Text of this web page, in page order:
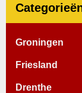
Groningen
Friesland
Drenthe